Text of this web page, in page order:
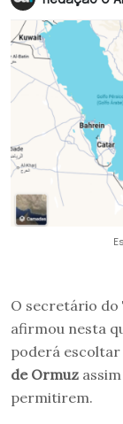
O secretário do
afirmou nesta
poderá escoltar
de Ormuz
permitirem.